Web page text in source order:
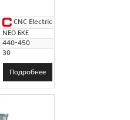
CNC Electric
NEO БКЕ
440-450
30
Подробнее